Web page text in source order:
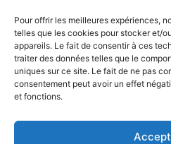
Pour offrir les meilleures expériences,
telles que les cookies pour stocker et/
appareils. Le fait de consentir à ces
traiter des données telles que le
uniques sur ce site. Le fait de ne pas
consentement peut avoir un effet
et fonctions.